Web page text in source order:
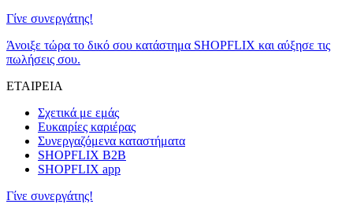
Γίνε συνεργάτης!
Άνοιξε τώρα το δικό σου κατάστημα SHOPFLIX και αύξησε τις
πωλήσεις σου.
ΕΤΑΙΡΕΙΑ
Σχετικά με εμάς
Ευκαιρίες καριέρας
Συνεργαζόμενα καταστήματα
SHOPFLIX B2B
SHOPFLIX app
Γίνε συνεργάτης!